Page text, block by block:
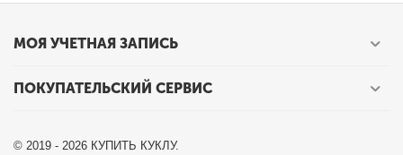
МОЯ УЧЕТНАЯ ЗАПИСЬ
ПОКУПАТЕЛЬСКИЙ СЕРВИС
© 2019 - 2026 КУПИТЬ КУКЛУ.